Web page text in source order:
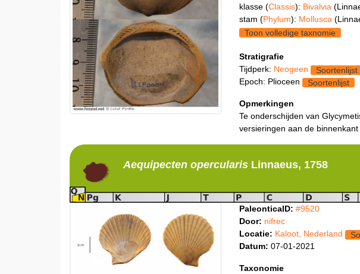
klasse (Classis): Bivalvia
stam (Phylum): Mollusca
Toon volledige taxnomie
Stratigrafie
Tijdperk: Neogeen
Soortenlijst
Epoch: Plioceen
Soortenlijst
Opmerkingen
Te onderschijden van
versieringen aan de
Aequipectenopercularis Linnaeus, 1758
PaleonticaID: #9520
Door: nifrec
Locatie: Kaloot, Nederland
Datum: 07-01-2021
Taxonomie